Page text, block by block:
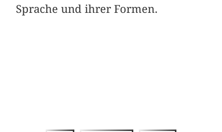
Sprache und ihrer Formen.